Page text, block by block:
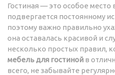
Гостиная — это особое место
подвергается постоянному
поэтому важно правильно
она оставалась красивой и
несколько простых правил,
мебель для гостиной в
всего, не забывайте